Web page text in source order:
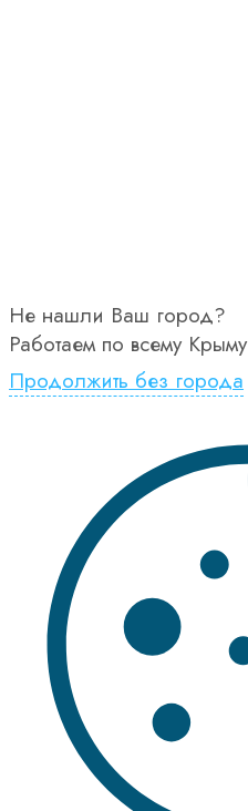
Не нашли Ваш город?
Работаем по всему Крыму
Продолжить без города